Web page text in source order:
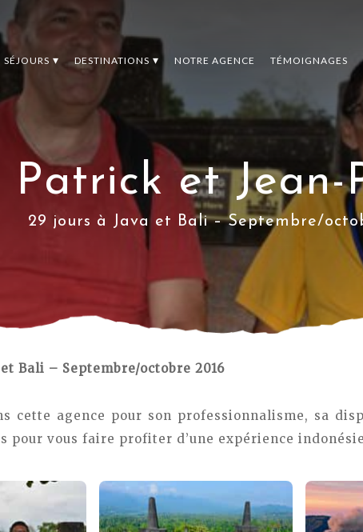
SÉJOURS DESTINATIONS NOTRE AGENCE TÉMOIGNAGES
Patrick et Jean-
29 jours à Java et Bali – Septembre/
Bali – Septembre/octobre 2016
cette agence pour son professionnalisme, sa
pour vous faire profiter d’une expérience